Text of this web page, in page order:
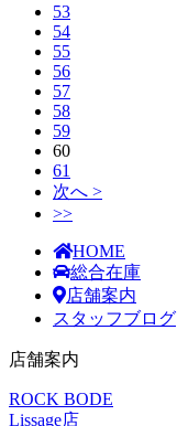
53
54
55
56
57
58
59
60
61
次へ >
>>
HOME
総合在庫
店舗案内
スタッフブログ
店舗案内
ROCK BODE
Lissage店